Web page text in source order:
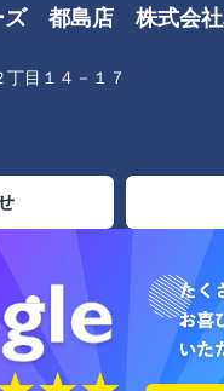
ズ 都島店 株式会
目１４－１７